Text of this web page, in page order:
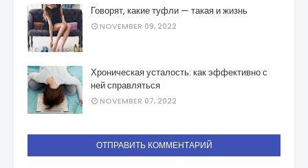
Говорят, какие туфли — такая и жизнь
NOVEMBER 09, 2022
Хроническая усталость: как эффективно с
ней справляться
NOVEMBER 07, 2022
ОТПРАВИТЬ КОММЕНТАРИЙ